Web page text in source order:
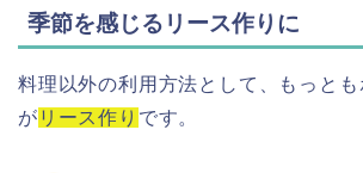
季節を感じるリース作りに
料理以外の利用方法として、もっと
が リース作り です。